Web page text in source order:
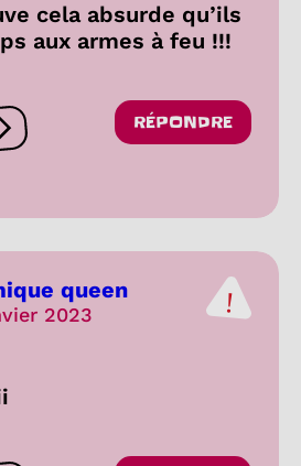
cela absurde qu’ils
aux armes à feu !!!
Ouvrir les réactions
RÉPONDRE
queen
2023